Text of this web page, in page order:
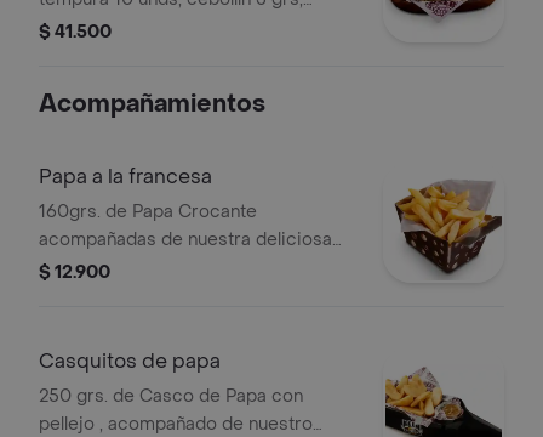
bañados en nuestra salsa especial de
$ 41.500
Acompañamientos
Papa a la francesa
160grs. de Papa Crocante
acompañadas de nuestra deliciosa
salsa de Ajo parmesano
$ 12.900
Casquitos de papa
250 grs. de Casco de Papa con
pellejo , acompañado de nuestro